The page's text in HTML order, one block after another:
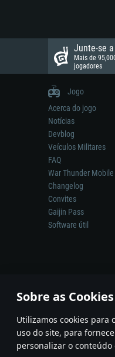
Sobre as
Utilizamos cookies para
uso do site, para
personalizar o conteúdo
Junte-se
Mais de
jogadores
Jogo
Acerca do jogo
Notícias
Devblog
Veículos Militares
FAQ
War Thunder Mobile
Changelog
Convites
Gaijin Pass
Software útil
A reprodução de
© 2011—2026 Gaijin
Termos e condições